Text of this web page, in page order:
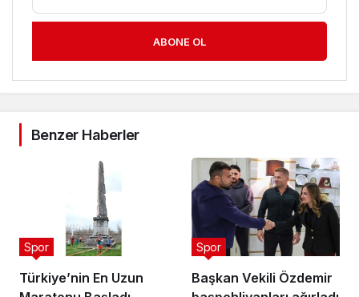
ABONE OL
Benzer Haberler
Türkiye’nin En Uzun
Spor
Başkan Vekili Özdemir
Spor